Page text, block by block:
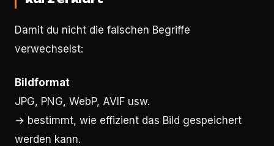
Damit du nicht die falschen Begriffe
verwechselst:
Bildformat
JPG, PNG, WebP, AVIF usw.
→ bestimmt, wie effizient das Bild gespeichert
werden kann.